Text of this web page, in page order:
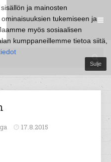
ja mainosten
tukemiseen ja
myös sosiaalisen
kumppaneillemme tietoa siitä,
Sulje
17.8.2015